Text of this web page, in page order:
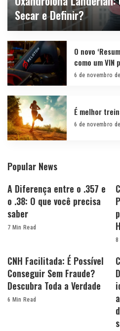
Secar e Definir?
By agenciaamazonia 15 de novembro
O novo
como um
6 de novembro
É melhor
6 de novembro
Popular News
A Diferença entre o .357 e
o .38: O que você precisa
saber
7 Min Read
8
CNH Facilitada: É Possível
Conseguir Sem Fraude?
Descubra Toda a Verdade
6 Min Read